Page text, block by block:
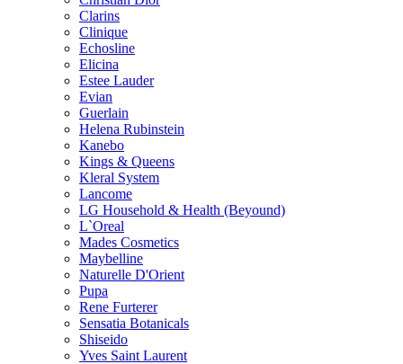
Clarins
Clinique
Echosline
Elicina
Estee Lauder
Evian
Guerlain
Helena Rubinstein
Kanebo
Kings & Queens
Kleral System
Lancome
LG Household & Health (Beyound)
L`Oreal
Mades Cosmetics
Maybelline
Naturelle D'Orient
Pupa
Rene Furterer
Sensatia Botanicals
Shiseido
Yves Saint Laurent